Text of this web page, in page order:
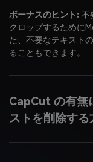
ボーナスのヒント: 不
クロップするために
た、不要なテキスト
ることもできます。
CapCut の有無
ストを削除する